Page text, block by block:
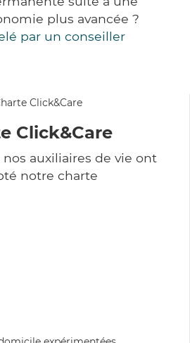
plus avancée ?
par un conseiller
Click&Care
auxiliaires de vie ont
notre charte